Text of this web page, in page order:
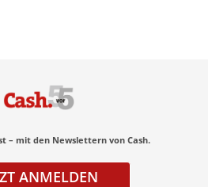
– mit den Newslettern von Cash.
ANMELDEN